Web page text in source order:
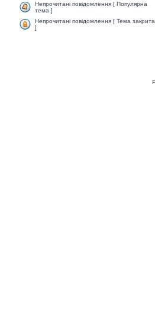
Непрочитані повідомлення [ Популярна
тема ]
Непрочитані повідомлення [ Тема закрита
]